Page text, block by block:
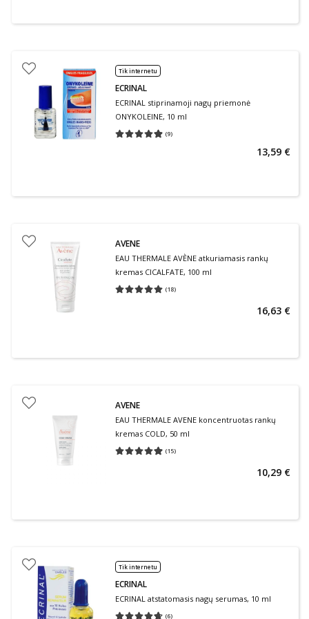
Tik internetu
ECRINAL
ECRINAL stiprinamoji nagų priemonė
ONYKOLEINE, 10 ml
(9)
Vidutinis įvertinimas 4.89
13,59 €
AVENE
EAU THERMALE AVÈNE atkuriamasis rankų
kremas CICALFATE, 100 ml
(18)
Vidutinis įvertinimas 5.00
16,63 €
AVENE
EAU THERMALE AVENE koncentruotas rankų
kremas COLD, 50 ml
(15)
Vidutinis įvertinimas 4.93
10,29 €
Tik internetu
ECRINAL
ECRINAL atstatomasis nagų serumas, 10 ml
(6)